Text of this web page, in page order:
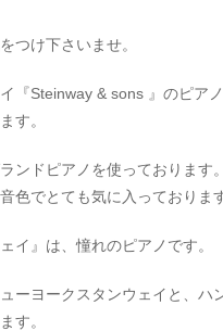
つけ下さいませ。
『Steinway & sons 』のピア
す。
ンドピアノを使っております。
色でとても気に入っておりま
イ』は、憧れのピアノです。
ーヨークスタンウェイと、ハ
す。